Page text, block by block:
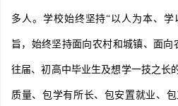
多人。学校始终坚持“以人为本、
旨，始终坚持面向农村和城镇、面
往届、初高中毕业生及想学一技之长
质量、包学有所长、包安置就业、包